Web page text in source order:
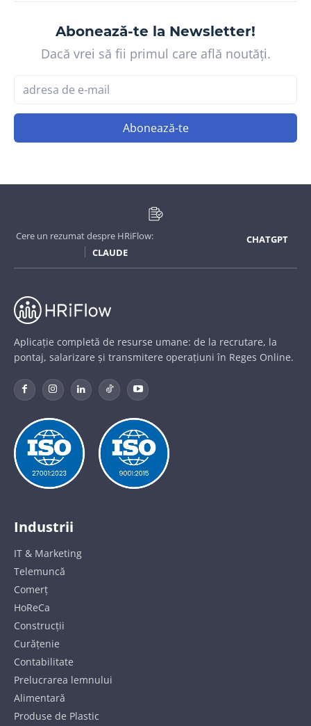
Abonează-te la Newsletter!
Dacă vrei să fii primul care află noutăți.
Abonează-te
Cere un rezumat despre HRiFlow:
CHATGPT
CLAUDE
Aplicație completă de resurse umane: de la recrutare, la
pontaj, salarizare și transmitere operațiuni în Reges Online.
Industrii
IT & Marketing
Telemuncă
Comerț
HoReCa
Construcții
Curățenie
Contabilitate
Prelucrarea lemnului
Alimentară
Produse de Plastic